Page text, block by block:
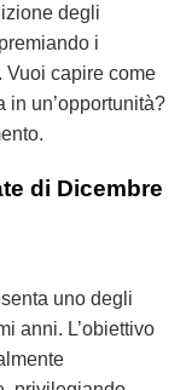
degli
i
Vuoi capire come
in un’opportunità?
di Dicembre
uno degli
anni. L’obiettivo